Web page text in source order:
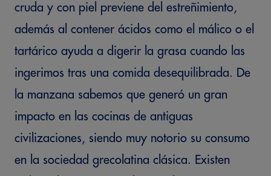
cruda y con piel previene del estreñimiento,
además al contener ácidos como el málico o el
tartárico ayuda a digerir la grasa cuando las
ingerimos tras una comida desequilibrada. De
la manzana sabemos que generó un gran
impacto en las cocinas de antiguas
civilizaciones, siendo muy notorio su consumo
en la sociedad grecolatina clásica. Existen